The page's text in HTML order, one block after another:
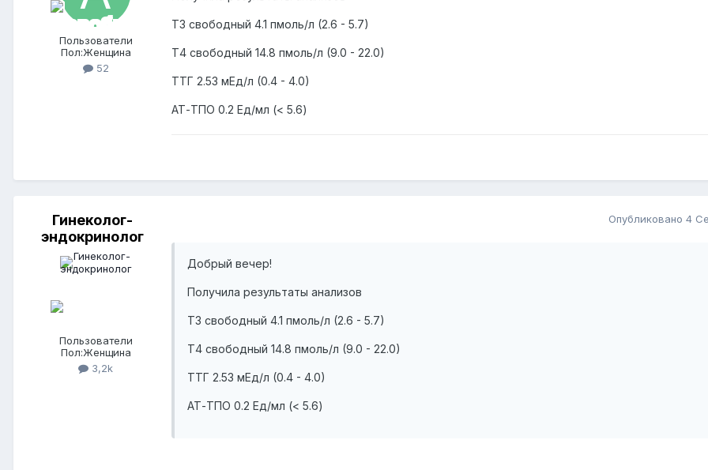
Пользователи
52
Пол:Женщина
T3 свободный 4.1 пмоль/л (2.6 - 5.7)
Т4 свободный 14.8 пмоль/л (9.0 - 22.0)
ТТГ 2.53 мЕд/л (0.4 - 4.0)
АТ-ТПО 0.2 Ед/мл (< 5.6)
Гинеколог-
эндокринолог
Пользователи
3,2k
Пол:Женщина
Опубликовано 4
Добрый вечер!
Получила результаты анализов
T3 свободный 4.1 пмоль/л (2.6 - 5.7)
Т4 свободный 14.8 пмоль/л (9.0 - 22.0)
ТТГ 2.53 мЕд/л (0.4 - 4.0)
АТ-ТПО 0.2 Ед/мл (< 5.6)